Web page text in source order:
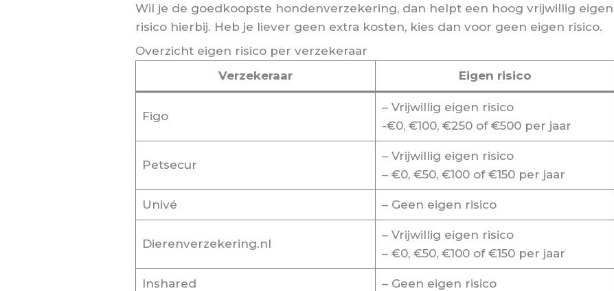
Wil je de goedkoopste hondenverzekering, dan helpt een hoog vrijwillig eigen
risico hierbij. Heb je liever geen extra kosten, kies dan voor geen eigen risico.
Overzicht eigen risico per verzekeraar
Verzekeraar
Eigen risico
Figo
– Vrijwillig eigen risico
-€0, €100, €250 of €500 per jaar
Petsecur
– Vrijwillig eigen risico
– €0, €50, €100 of €150 per jaar
Univé – Geen eigen risico
Dierenverzekering.nl
– Vrijwillig eigen risico
– €0, €50, €100 of €150 per jaar
Inshared – Geen eigen risico